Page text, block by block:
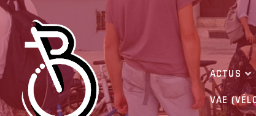
Skip
content
ACTUS
VAE